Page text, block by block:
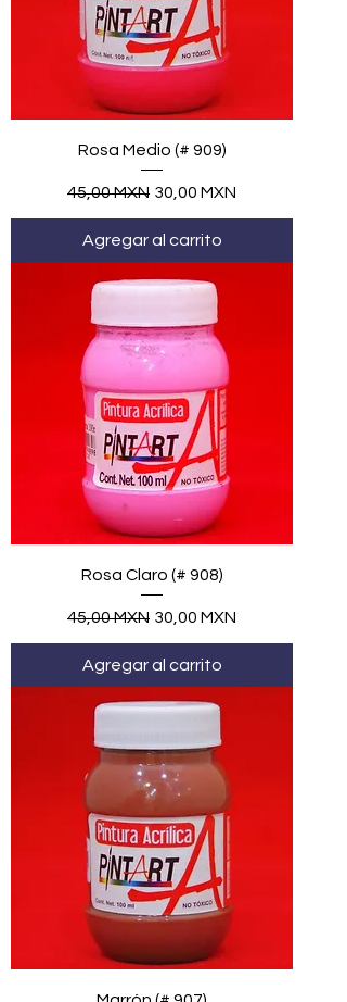
Rosa Medio (# 909)
Precio
45,00 MXN Precio de oferta
30,00 MXN
Agregar al carrito
Rosa Claro (# 908)
Precio
45,00 MXN Precio de oferta
30,00 MXN
Agregar al carrito